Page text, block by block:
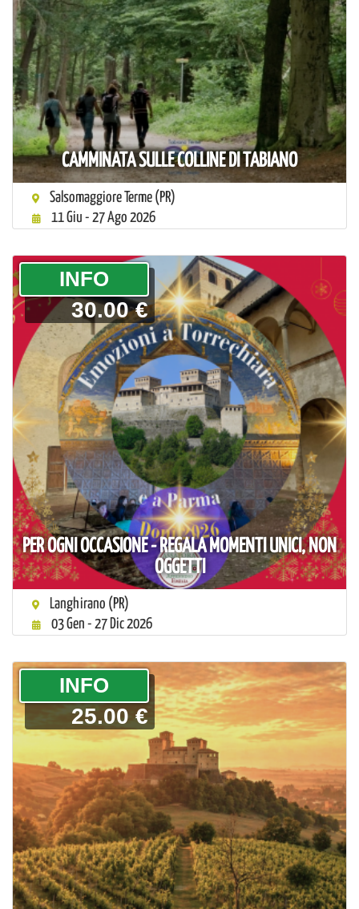
CAMMINATA SULLE COLLINE DI TABIANO
Salsomaggiore Terme (PR)
11 Giu - 27 Ago 2026
PER OGNI OCCASIONE - REGALA MOMENTI UNICI, NON
OGGETTI
­INFO
30.00 €
Langhirano (PR)
03 Gen - 27 Dic 2026
­INFO
25.00 €